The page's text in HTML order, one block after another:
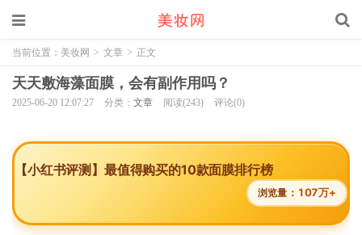
当前位置： 美妆网 > 文章 > 正文
天天敷海藻面膜，会有副作用吗？
2025-06-20 12:07:27 分类： 文章 阅读(243) 评论(0)
【小红书评测】最值得购买的10款面膜排行榜
浏览量： 107万+